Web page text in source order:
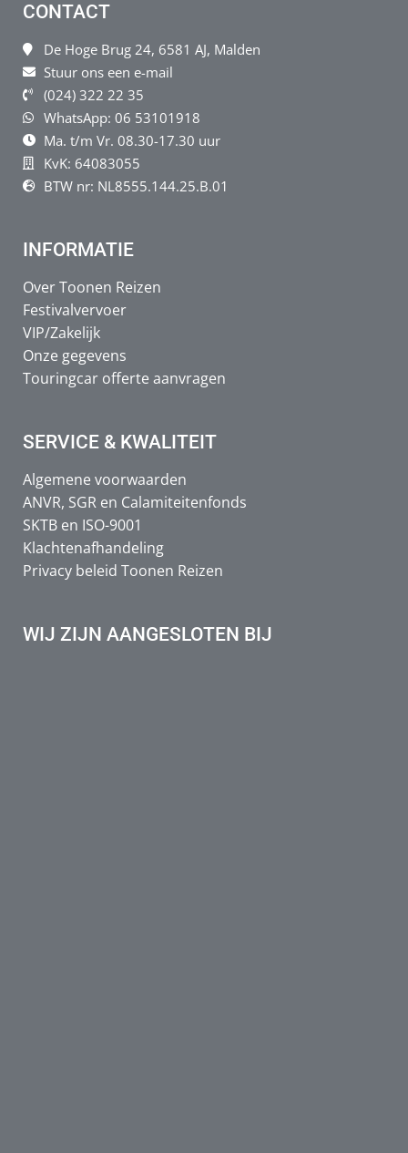
CONTACT
De Hoge Brug 24, 6581 AJ, Malden
Stuur ons een e-mail
(024) 322 22 35
WhatsApp: 06 53101918
Ma. t/m Vr. 08.30-17.30 uur
KvK: 64083055
BTW nr: NL8555.144.25.B.01
INFORMATIE
Over Toonen Reizen
Festivalvervoer
VIP/Zakelijk
Onze gegevens
Touringcar offerte aanvragen
SERVICE & KWALITEIT
Algemene voorwaarden
ANVR, SGR en Calamiteitenfonds
SKTB en ISO-9001
Klachtenafhandeling
Privacy beleid Toonen Reizen
WIJ ZIJN AANGESLOTEN BIJ